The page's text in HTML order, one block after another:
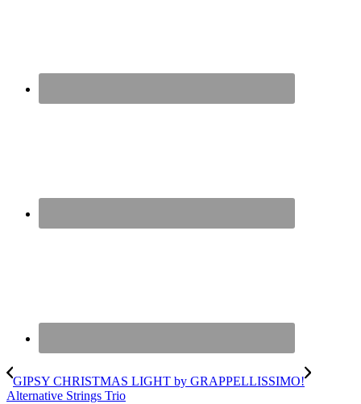
GIPSY CHRISTMAS LIGHT by GRAPPELLISSIMO!
Alternative Strings Trio